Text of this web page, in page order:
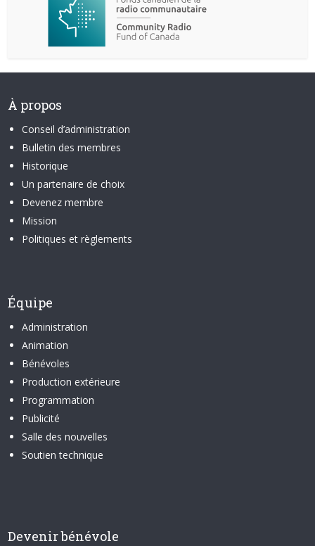
À propos
Conseil d’administration
Bulletin des membres
Historique
Un partenaire de choix
Devenez membre
Mission
Politiques et règlements
Équipe
Administration
Animation
Bénévoles
Production extérieure
Programmation
Publicité
Salle des nouvelles
Soutien technique
Devenir bénévole